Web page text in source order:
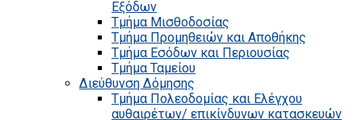
Εξόδων
Τμήμα Μισθοδοσίας
Τμήμα Προμηθειών και Αποθήκης
Τμήμα Εσόδων και Περιουσίας
Τμήμα Ταμείου
Διεύθυνση Δόμησης
Τμήμα Πολεοδομίας και Ελέγχου
αυθαιρέτων/ επικίνδυνων κατασκευών